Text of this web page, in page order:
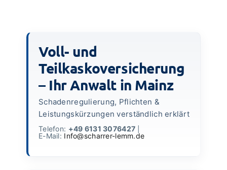
Voll- und
Teilkaskoversicherung
– Ihr Anwalt in Mainz
Schadenregulierung, Pflichten &
Leistungs­kürzungen verständlich erklärt
Telefon: +49 6131 3076427
E-Mail: Info@scharrer-lemm.de